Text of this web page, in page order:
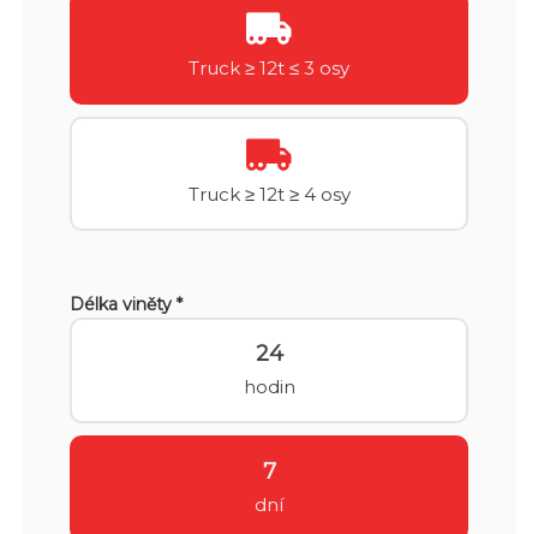
Truck ≥ 12t ≤ 3 osy
Truck ≥ 12t ≥ 4 osy
Délka viněty *
24
hodin
7
dní